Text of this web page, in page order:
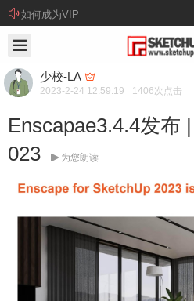
如何成为VIP
少校-LA
2023-2-24 12:59:19 1406次点击
Enscapae3.4.4发布
023
为您朗读
少校-LA @ SketchUp自学
Enscapae3.4.4发布 |
23